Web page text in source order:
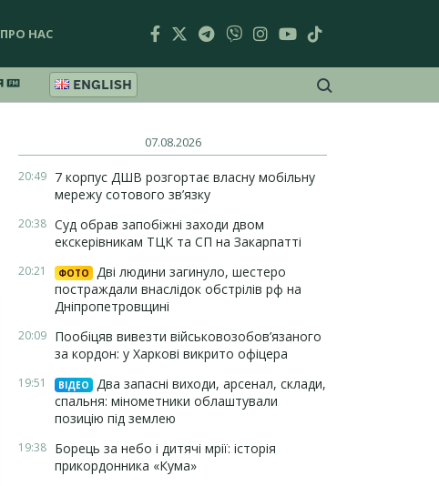
ПРО НАС
ENGLISH
07.08.2026
20:49 7 корпус ДШВ розгортає власну мобільну
мережу сотового зв’язку
20:38 Суд обрав запобіжні заходи двом
екскерівникам ТЦК та СП на Закарпатті
20:21 ФОТО
Дві людини загинуло, шестеро
постраждали внаслідок обстрілів рф на
Дніпропетровщині
20:09 Пообіцяв вивезти військовозобов’язаного
за кордон: у Харкові викрито офіцера
19:51 ВІДЕО
Два запасні виходи, арсенал, склади,
спальня: мінометники облаштували
позицію під землею
19:38 Борець за небо і дитячі мрії: історія
прикордонника «Кума»